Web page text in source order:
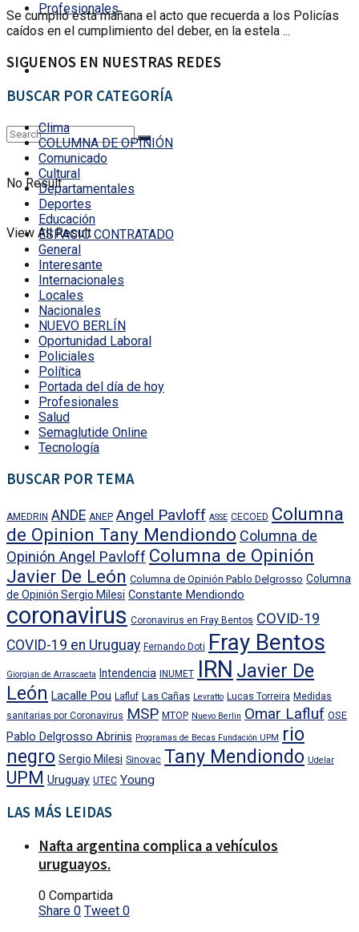
Profesionales
No Result
View All Result
Se cumplió esta mañana el acto que recuerda a los Policías
caídos en el cumplimiento del deber, en la estela ...
SIGUENOS EN NUESTRAS REDES
BUSCAR POR CATEGORÍA
Clima
COLUMNA DE OPINIÓN
Comunicado
Cultural
Departamentales
Deportes
Educación
ESPACIO CONTRATADO
General
Interesante
Internacionales
Locales
Nacionales
NUEVO BERLÍN
Oportunidad Laboral
Policiales
Política
Portada del día de hoy
Profesionales
Salud
Semaglutide Online
Tecnología
BUSCAR POR TEMA
AMEDRIN ANDE ANEP Angel Pavloff ASSE CECOED Columna
de Opinion Tany Mendiondo Columna de
Opinión Angel Pavloff Columna de Opinión
Javier De León Columna de Opinión Pablo Delgrosso Columna
de Opinión Sergio Milesi Constante Mendiondo
coronavirus Coronavirus en Fray Bentos COVID-19
COVID-19 en Uruguay Fernando Doti Fray Bentos
Giorgian de Arrascaeta Intendencia INUMET IRN Javier De
León Lacalle Pou Lafluf Las Cañas Levratto Lucas Torreira Medidas
sanitarias por Coronavirus MSP MTOP Nuevo Berlin Omar Lafluf OSE
Pablo Delgrosso Abrinis Programas de Becas Fundación UPM
rio
negro Sergio Milesi Sinovac Tany Mendiondo Udelar
UPM Uruguay UTEC Young
LAS MÁS LEIDAS
Nafta argentina complica a vehículos
uruguayos.
0 Compartida
Share 0 Tweet 0